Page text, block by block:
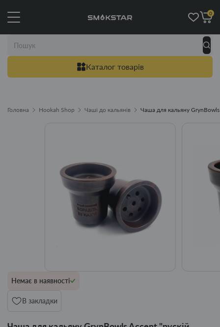
Каталог товарів
0
Головна Hookah Shop Чаші до кальянів Чаша для кальяну GrynBowls
Немає в наявності
В закладки